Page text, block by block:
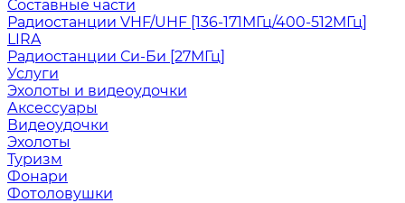
Составные части
Радиостанции VHF/UHF [136-171МГц/400-512МГц]
LIRA
Радиостанции Си-Би [27МГц]
Услуги
Эхолоты и видеоудочки
Аксессуары
Видеоудочки
Эхолоты
Туризм
Фонари
Фотоловушки